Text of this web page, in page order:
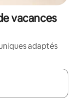
vacances
adaptés
les flèches vers le